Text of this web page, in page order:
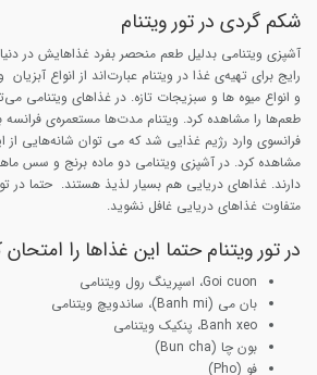
شکم گردی در تور ویتنام
آشپزی ویتنامی بدلیل طعم منحصر بفرد غذاهایش در
رایج برای تهیه‌ی غذا در ویتنام عبارت‌اند از انواع آبزیان
و انواع میوه ها و سبزیجات تازه. در غذاهای ویتنامی
طعم‌ها را مشاهده کرد. ویتنام مدت‌ها مستعمره‌ی فرانسه
فرانسوی وارد رژیم غذایی شد که می توان شانه‌هایی از
مشاهده کرد. در آشپزی ویتنامی دو ماده برنج و سس
دارند. غذاهای دریایی هم بسیار لذیذ هستند. حتما در
متفاوت غذاهای دریایی غافل نشوید.
در تور ویتنام حتما این غذاها را امتحان
Goi cuon، اسپرینگ رول ویتنامی
بان می (Banh mi)، ساندویچ ویتنامی
Banh xeo، پنکیک ویتنامی
بون چا (Bun cha)
فو (Pho)